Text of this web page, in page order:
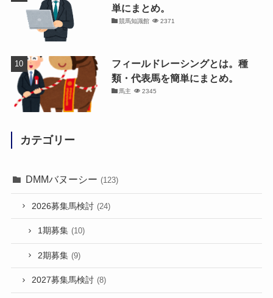
単にまとめ。
競馬知識館 2371
フィールドレーシングとは。種
類・代表馬を簡単にまとめ。
馬主 2345
カテゴリー
DMMバヌーシー (123)
2026募集馬検討 (24)
1期募集 (10)
2期募集 (9)
2027募集馬検討 (8)